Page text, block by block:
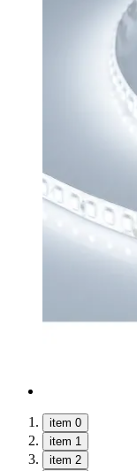
item 0
item 1
item 2